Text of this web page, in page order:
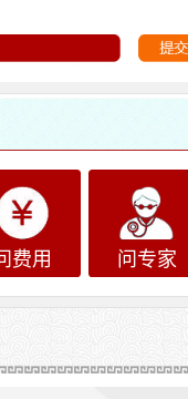
费用 问专家